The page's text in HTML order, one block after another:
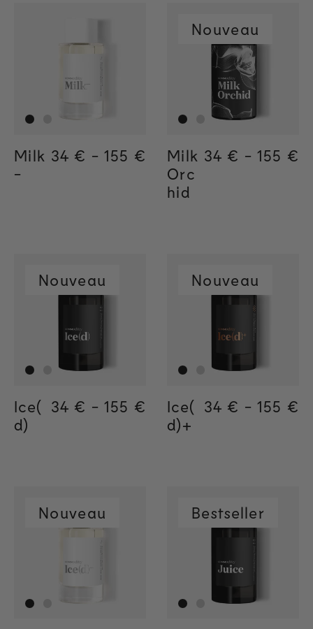
Milk
-
Regular price
34 € - 155 €
Regular price
155€
Regular price
34€
Nouveau
Milk
Orc
hid
Regular price
34 € - 155 €
155€
34€
Nouveau
Ice(
d)
Regular price
34 € - 155 €
Regular price
155€
Regular price
34€
Nouveau
Ice(
d)+
Regular price
34 € - 155 €
155€
34€
Nouveau Bestseller